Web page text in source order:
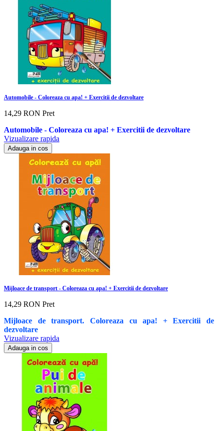
Automobile - Coloreaza cu apa! + Exercitii de dezvoltare
14,29 RON Pret
Automobile - Coloreaza cu apa! + Exercitii de dezvoltare
Vizualizare rapida
Adauga in cos
Mijloace de transport - Coloreaza cu apa! + Exercitii de dezvoltare
14,29 RON Pret
Mijloace de transport. Coloreaza cu apa! + Exercitii de
dezvoltare
Vizualizare rapida
Adauga in cos